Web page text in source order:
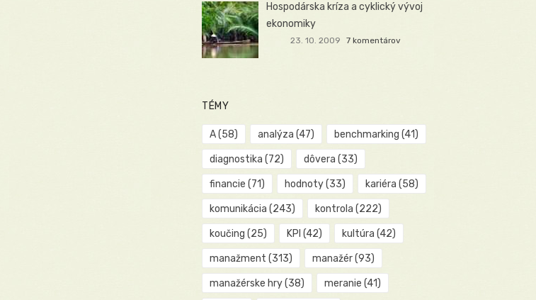
Hospodárska kríza a cyklický vývoj
ekonomiky
23. 10. 2009 7 komentárov
TÉMY
A(58) analýza (47) benchmarking (41)
diagnostika (72) dôvera (33)
financie (71) hodnoty(33) kariéra (58)
komunikácia (243) kontrola (222)
koučing (25) KPI (42) kultúra (42)
manažment (313) manažér(93)
manažérske hry(38) meranie (41)